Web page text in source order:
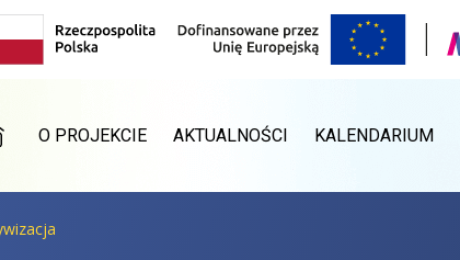
GŁÓWNA
O PROJEKCIE AKTUALNOŚCI KALENDARIUM